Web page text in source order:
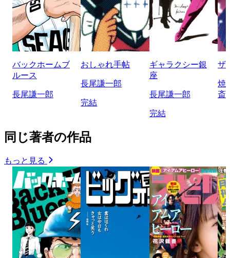
バックホームブ
ルース
長尾謙一郎
おしゃれ手帖
長尾謙一郎
完結
ギャラクシー銀
座
長尾謙一郎
完結
ザ
焼
斎
同じ著者の作品
もっと見る